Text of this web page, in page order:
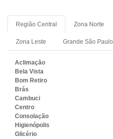
Região Central Zona Norte
Zona Leste Grande São Paulo
Aclimação
Bela Vista
Bom Retiro
Brás
Cambuci
Centro
Consolação
Higienópolis
Glicério